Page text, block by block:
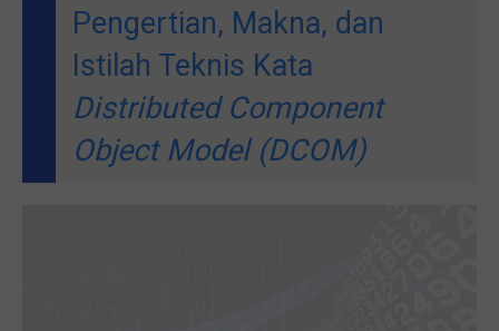
Pengertian, Makna, dan
Istilah Teknis Kata
Distributed Component
Object Model (DCOM)